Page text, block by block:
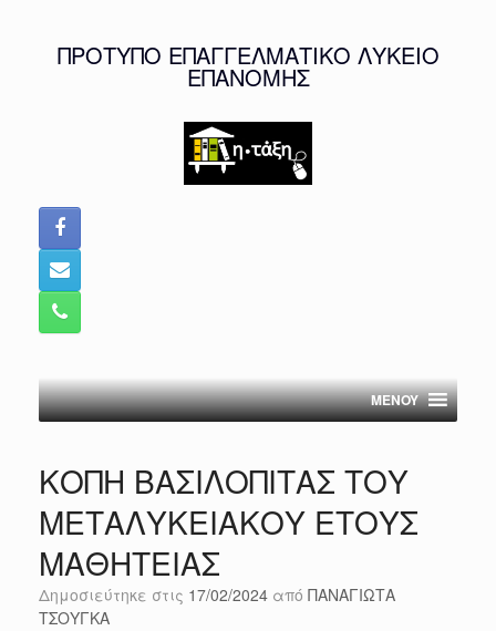
ΠΡΟΤΥΠΟ ΕΠΑΓΓΕΛΜΑΤΙΚΟ ΛΥΚΕΙΟ
ΕΠΑΝΟΜΗΣ
MENOY
ΚΟΠΗ ΒΑΣΙΛΟΠΙΤΑΣ ΤΟΥ
ΜΕΤΑΛΥΚΕΙΑΚΟΥ ΕΤΟΥΣ
ΜΑΘΗΤΕΙΑΣ
Δημοσιεύτηκε στις 17/02/2024 από ΠΑΝΑΓΙΩΤΑ
ΤΣΟΥΓΚΑ